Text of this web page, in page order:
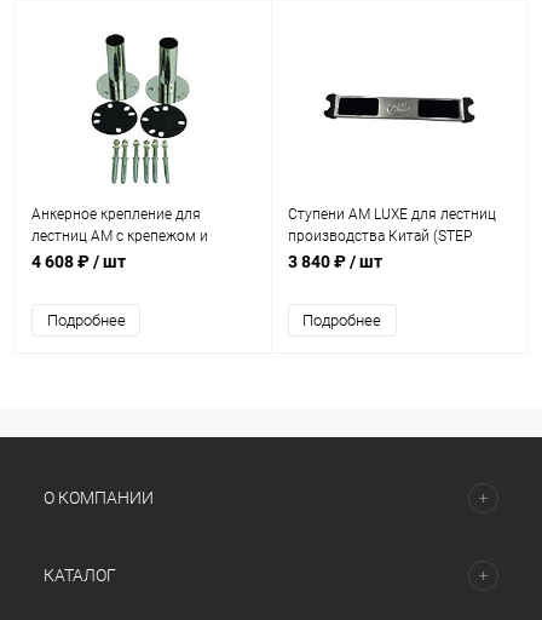
Анкерное крепление для
лестниц AM с крепежом и
прокладкой (КРАТНО 2 шт.)
4 608 ₽/ шт
Подробнее
Ступени AM LUXE для лестниц
производства Китай (STEP
LUXE)
3 840 ₽/ шт
Подробнее
О КОМПАНИИ
КАТАЛОГ